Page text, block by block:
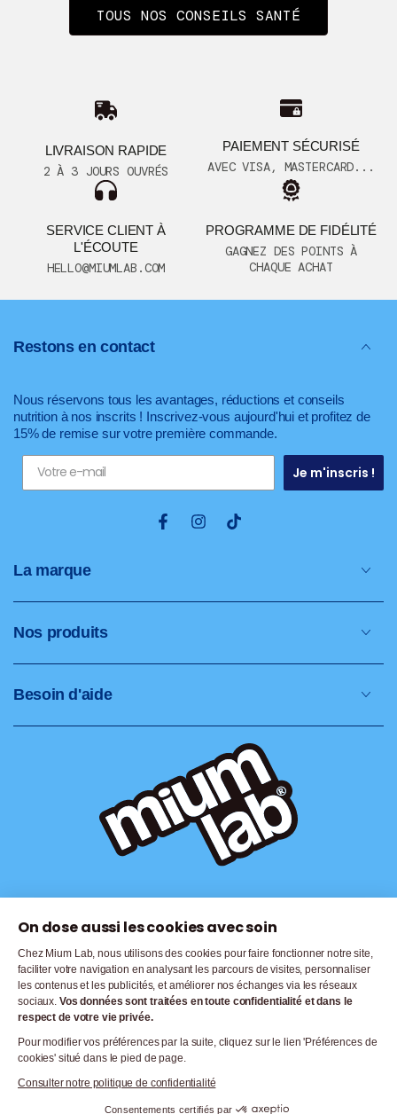
On dose aussi les cookies avec soin
Chez Mium Lab, nous utilisons des cookies pour faire fonctionner notre site,
faciliter votre navigation en analysant les parcours de visites, personnaliser
les contenus et les publicités, et améliorer nos échanges via les réseaux
sociaux. Vos données sont traitées en toute confidentialité et dans le
respect de votre vie privée.
Pour modifier vos préférences par la suite, cliquez sur le lien 'Préférences de
cookies' situé dans le pied de page.
Consulter notre politique de confidentialité
Consentements certifiés par
TOUS NOS CONSEILS SANTÉ
LIVRAISON RAPIDE
2 À 3 JOURS OUVRÉS
PAIEMENT SÉCURISÉ
AVEC VISA, MASTERCARD...
SERVICE CLIENT À
L'ÉCOUTE
HELLO@MIUMLAB.COM
PROGRAMME DE FIDÉLITÉ
GAGNEZ DES POINTS À
CHAQUE ACHAT
La marque
Nos produits
Besoin d'aide
Restons en contact
Nous réservons tous les avantages, réductions et conseils
nutrition à nos inscrits ! Inscrivez-vous aujourd'hui et profitez de
15% de remise sur votre première commande.
Je m'inscris !
FacebookInstagramTikTok
© 2026,Mium Lab. Tous droits réservés |Mentions Légales |
Modes de paiement